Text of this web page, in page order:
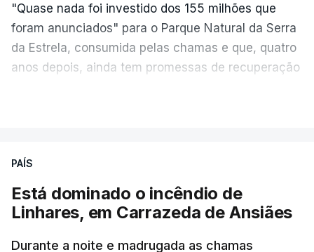
"Quase nada foi investido dos 155 milhões que
foram anunciados" para o Parque Natural da Serra
da Estrela, consumida pelas chamas e que, quatro
anos depois, ainda tem promessas de recuperação
ESTE CONTEÚDO ESTÁ NESTE
PAÍS
Está dominado o incêndio de
Linhares, em Carrazeda de Ansiães
Durante a noite e madrugada as chamas